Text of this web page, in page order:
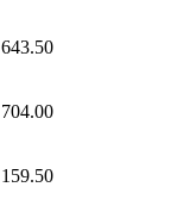
643.50
704.00
159.50